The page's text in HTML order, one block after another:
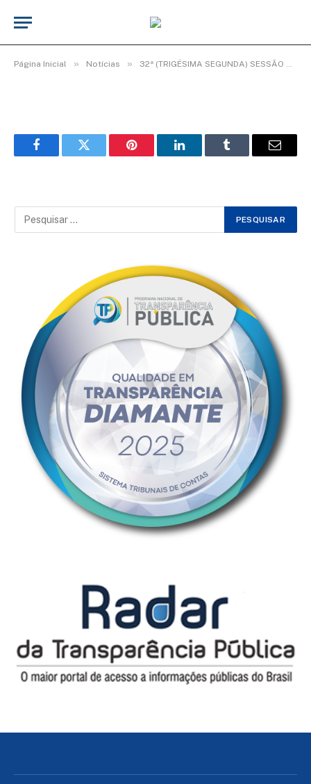
Página Inicial » Notícias » 32ª (TRIGÉSIMA SEGUNDA) SESSÃO ORDINÁRIA DO 2º PERÍODO LEGISLATIVO DA 20ª LEGISLATURA.
WhatsApp Image 2025-10-14 at 10.45.31
FacebookTwitter Pinterest LinkedInTumblr Email